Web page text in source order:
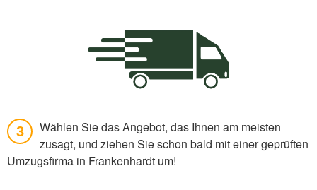
3
Wählen Sie das Angebot, das Ihnen am meisten
zusagt, und ziehen Sie schon bald mit einer geprüften
Umzugsfirma in Frankenhardt um!